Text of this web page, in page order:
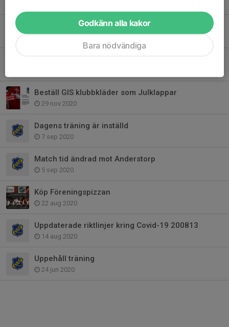
Nya Covidregler
Beställ GIS klubbkläder som Julklappar
29 nov 2020
Dagens träning är inställd
7 sep 2020
Match tid ändrad mot Anderstorp
5 sep 2020
Köp Föreningspizzan
22 aug 2020
Uppdaterade riktlinjer kring Covid-19 200813
14 aug 2020
Uppehåll träning
24 jun 2020
Godkänn alla kakor
Bara nödvändiga